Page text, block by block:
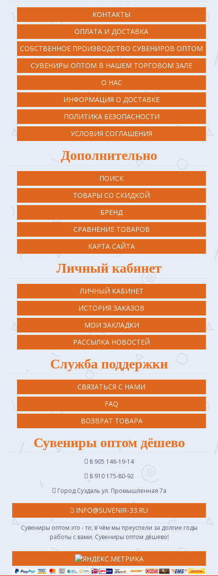
КОНТАКТЫ
ОПЛАТА И ДОСТАВКА
СОБСТВЕННОЕ ПРОИЗВОДСТВО СУВЕНИРОВ ОПТОМ
СУВЕНИРЫ ОПТОМ В НАШЕМ ТОРГОВОМ ЗАЛЕ
О НАС
ИНФОРМАЦИЯ О ДОСТАВКЕ
ПОЛИТИКА БЕЗОПАСНОСТИ
УСЛОВИЯ СОГЛАШЕНИЯ
Дополнительно
ПОИСК
ТОВАРЫ СО СКИДКОЙ
БРЕНД
СРАВНЕНИЕ ТОВАРОВ
КАРТА САЙТА
Личный кабинет
ЛИЧНЫЙ КАБИНЕТ
ИСТОРИЯ ЗАКАЗОВ
МОИ ЗАКЛАДКИ
РАССЫЛКА НОВОСТЕЙ
Служба поддержки
СВЯЗАТЬСЯ С НАМИ
FAQ
ВОЗВРАТ ТОВАРА
Сувениры оптом дёшево
8 905 146-19-14
8 910 175-80-92
Город Суздаль ул. Промышленная 7a
INFO@SUVENIR-33.RU
Сувениры оптом это - то, в чём мы преуспели за долгие годы
работы с вами. Сувениры оптом дёшево!